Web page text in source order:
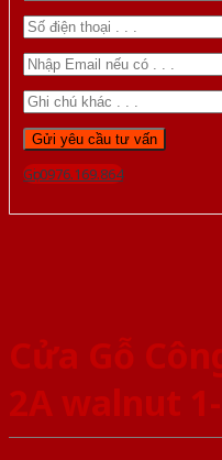
Gọi 0976.169.864
Cửa Gỗ
2A walnut